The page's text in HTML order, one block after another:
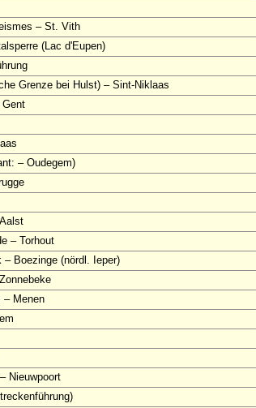
– St. Vith
(Lac d'Eupen)
Grenze bei Hulst) – Sint-Niklaas
Gent
– Oudegem)
– Torhout
Boezinge (nördl. Ieper)
– Menen
Nieuwpoort